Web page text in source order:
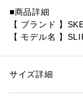
■商品詳細
【 ブランド 】
【 モデル名 】
【 アッパー素材
性別：レディース
サイズ詳細